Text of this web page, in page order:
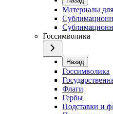
Материалы
Госсимволика
Назад
Госсимволика
Флаги
Гербы
Подставки и